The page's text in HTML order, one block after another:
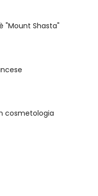
"Mount Shasta"
cosmetologia